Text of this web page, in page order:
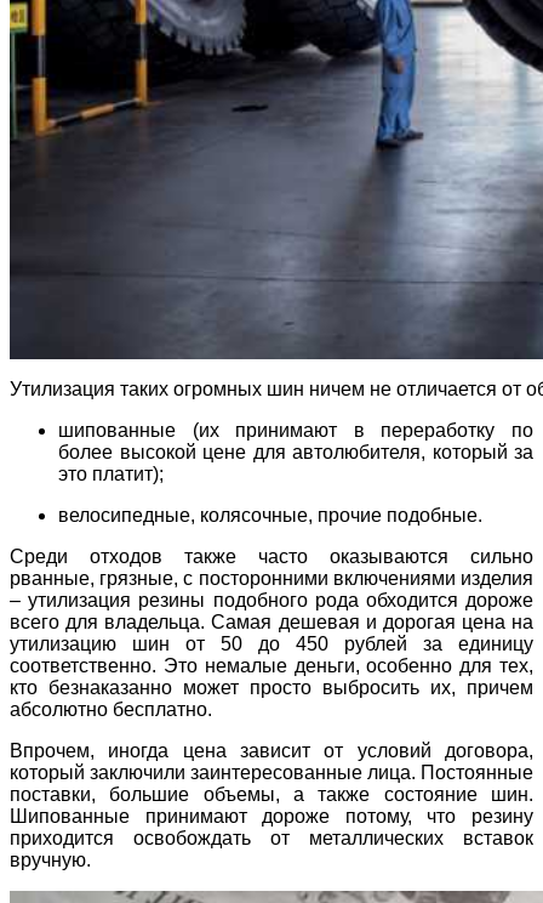
Утилизация таких огромных шин ничем не отличается от
шипованные (их принимают в переработку по
более высокой цене для автолюбителя, который за
это платит);
велосипедные, колясочные, прочие подобные.
Среди отходов также часто оказываются сильно
рванные, грязные, с посторонними включениями изделия
– утилизация резины подобного рода обходится дороже
всего для владельца. Самая дешевая и дорогая цена на
утилизацию шин от 50 до 450 рублей за единицу
соответственно. Это немалые деньги, особенно для тех,
кто безнаказанно может просто выбросить их, причем
абсолютно бесплатно.
Впрочем, иногда цена зависит от условий договора,
который заключили заинтересованные лица. Постоянные
поставки, большие объемы, а также состояние шин.
Шипованные принимают дороже потому, что резину
приходится освобождать от металлических вставок
вручную.